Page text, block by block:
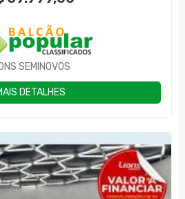
SEMINOVOS
DETALHES